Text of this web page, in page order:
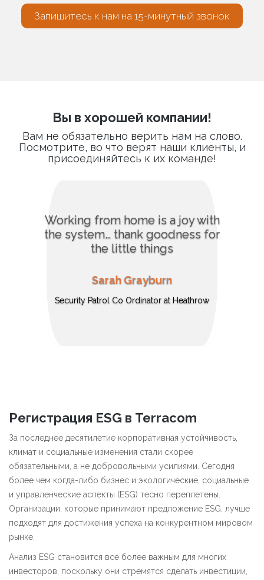
Запишитесь к нам на 15-минутный звонок
Вы в хорошей компании!
Вам не обязательно верить нам на слово.
Посмотрите, во что верят наши клиенты, и
присоединяйтесь к их команде!
Working from home is a joy with
the system… thank goodness for
the little things
Sarah Grayburn
Security Patrol Co Ordinator at Heathrow
Регистрация ESG в Terracom
За последнее десятилетие корпоративная устойчивость,
климат и социальные изменения стали скорее
обязательными, а не добровольными усилиями. Сегодня
более чем когда-либо бизнес и экологические, социальные
и управленческие аспекты (ESG) тесно переплетены.
Организации, которые принимают предложение ESG, лучше
подходят для достижения успеха на конкурентном мировом
рынке.
Анализ ESG становится все более важным для многих
инвесторов, поскольку они стремятся сделать инвестиции,